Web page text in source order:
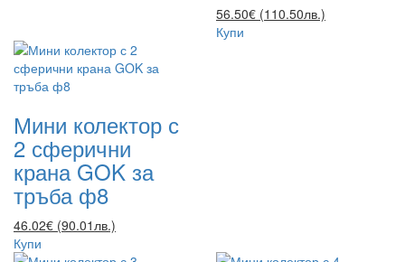
56.50€ (110.50лв.)
Купи
Мини колектор с
2 сферични
крана GOK за
тръба ф8
46.02€ (90.01лв.)
Купи